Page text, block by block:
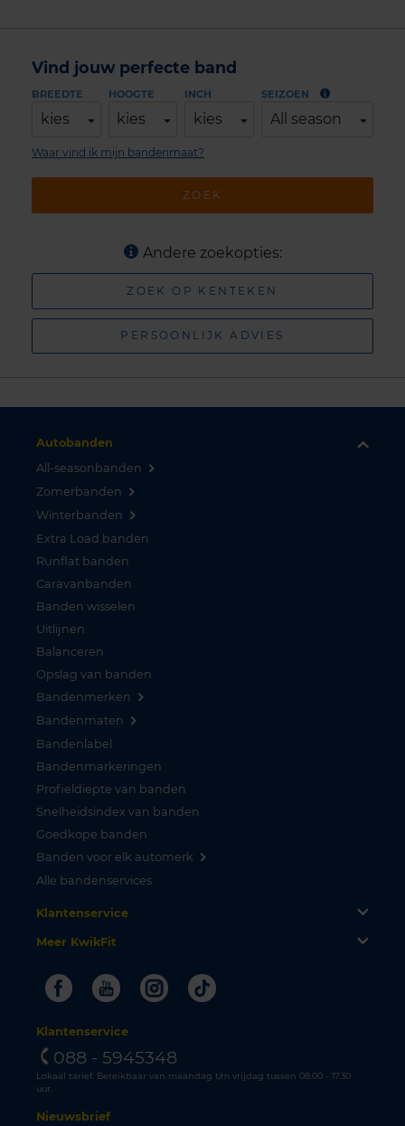
Vind jouw perfecte band
BREEDTE
kies
HOOGTE
kies
INCH
kies
SEIZOEN
All season
ZOEK
Waar vind ik mijn bandenmaat?
Andere zoekopties:
ZOEK OP KENTEKEN
PERSOONLIJK ADVIES
Autobanden
All-seasonbanden
Zomerbanden
Winterbanden
Extra Load banden
Runflat banden
Caravanbanden
Banden wisselen
Uitlijnen
Balanceren
Opslag van banden
Bandenmerken
Bandenmaten
Bandenlabel
Bandenmarkeringen
Profieldiepte van banden
Snelheidsindex van banden
Goedkope banden
Banden voor elk automerk
Alle bandenservices
Klantenservice
Meer KwikFit
FacebookYoutubeInstagram
Tiktok
Klantenservice
088 - 5945348
Lokaal tarief. Bereikbaar van maandag t/m vrijdag tussen 08.00 - 17.30
uur.
Nieuwsbrief